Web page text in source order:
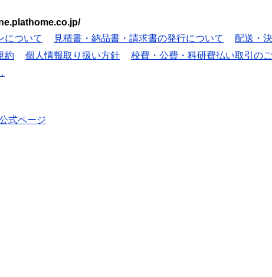
について 見積書・納品書・請求書の発行について 配送・
約 個人情報取り扱い方針 校費・公費・科研費払い取引の
式ページ